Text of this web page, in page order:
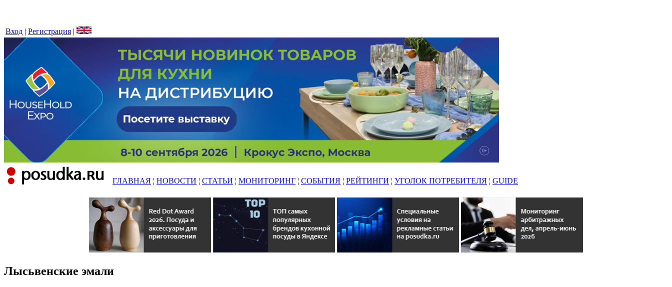
Вход | Регистрация |
ГЛАВНАЯ ¦ НОВОСТИ ¦ СТАТЬИ ¦ МОНИТОРИНГ ¦ СОБЫТИЯ ¦ РЕЙТИНГИ ¦ УГОЛОК ПОТРЕБИТЕЛЯ ¦ GUIDE
Лысьвенские эмали